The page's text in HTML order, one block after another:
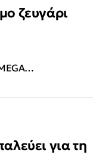
ζευγάρι
για τη